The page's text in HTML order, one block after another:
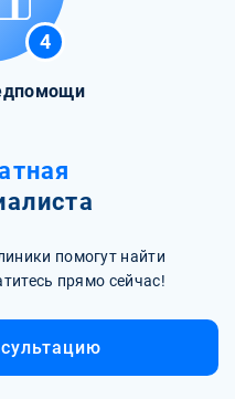
4
помогут найти
прямо сейчас!